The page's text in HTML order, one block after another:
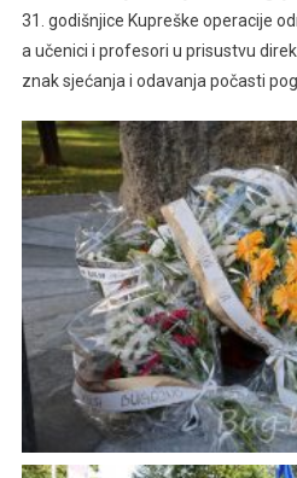
31. godišnjice Kupreške operacije
a učenici i profesori u prisustvu
znak sjećanja i odavanja počasti